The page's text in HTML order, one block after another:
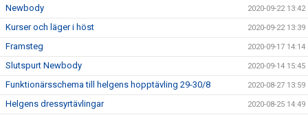
Newbody 2020-09-22 13:42
Kurser och läger i höst 2020-09-22 13:39
Framsteg 2020-09-17 14:14
Slutspurt Newbody 2020-09-14 15:45
Funktionärsschema till helgens hopptävling 29-30/8 2020-08-27 13:59
Helgens dressyrtävlingar 2020-08-25 14:49